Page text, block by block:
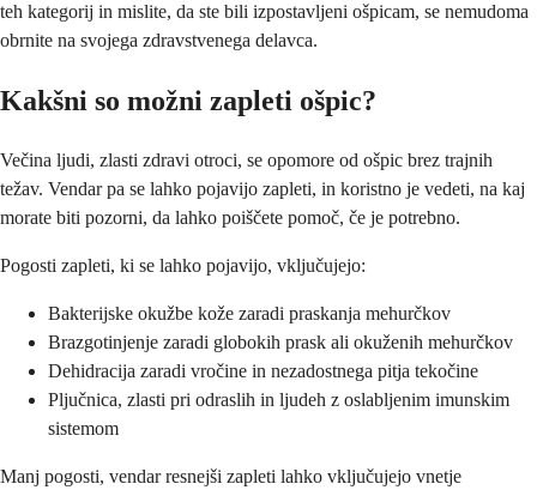
teh kategorij in mislite, da ste bili izpostavljeni ošpicam, se nemudoma
obrnite na svojega zdravstvenega delavca.
Kakšni so možni zapleti ošpic?
Večina ljudi, zlasti zdravi otroci, se opomore od ošpic brez trajnih
težav. Vendar pa se lahko pojavijo zapleti, in koristno je vedeti, na kaj
morate biti pozorni, da lahko poiščete pomoč, če je potrebno.
Pogosti zapleti, ki se lahko pojavijo, vključujejo:
Bakterijske okužbe kože zaradi praskanja mehurčkov
Brazgotinjenje zaradi globokih prask ali okuženih mehurčkov
Dehidracija zaradi vročine in nezadostnega pitja tekočine
Pljučnica, zlasti pri odraslih in ljudeh z oslabljenim imunskim
sistemom
Manj pogosti, vendar resnejši zapleti lahko vključujejo vnetje